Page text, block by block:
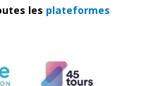
les plateformes